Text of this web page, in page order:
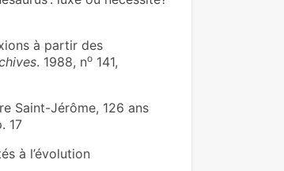
à partir des
. 1988, no141,
Saint-Jérôme, 126 ans
17
à l’évolution